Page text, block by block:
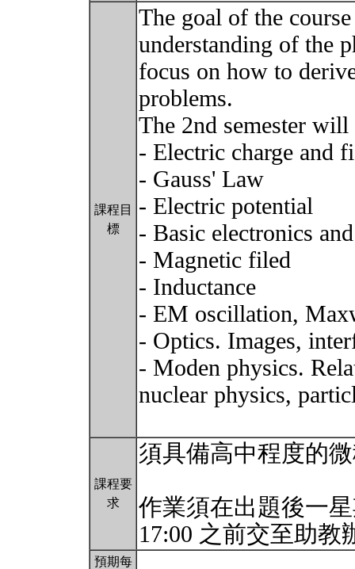
課程目
標
The goal of the
understanding of the
focus on how to
problems.
The 2nd semester
- Electric charge and
- Gauss' Law
- Electric potential
- Basic electronics
- Magnetic filed
- Inductance
- EM oscillation,
- Optics. Images,
- Moden physics.
nuclear physics,
課程要
求
須具備高中程度的
作業須在出題後一
17:00 之前交至助
預期每